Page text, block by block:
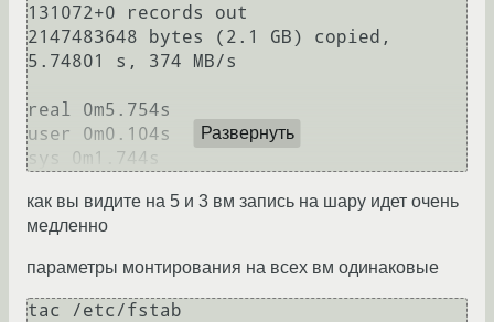
131072+0 records out
2147483648 bytes (2.1 GB) copied,
5.74801 s, 374 MB/s
real 0m5.754s
user 0m0.104s
Развернуть
как вы видите на 5 и 3 вм запись на шару идет очень
медленно
параметры монтирования на всех вм одинаковые
tac /etc/fstab